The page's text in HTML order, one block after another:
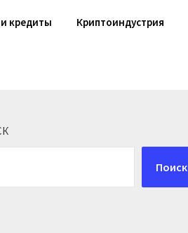
кредиты Криптоиндустрия
Поиск